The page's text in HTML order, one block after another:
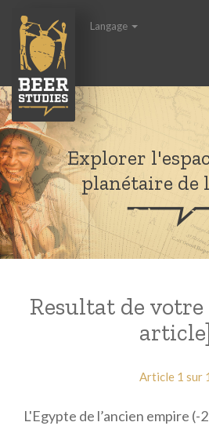
Langage
Explorer
planétaire de
Resultat de
article]
Article 1 sur
L'Egypte de l’ancien empire (-